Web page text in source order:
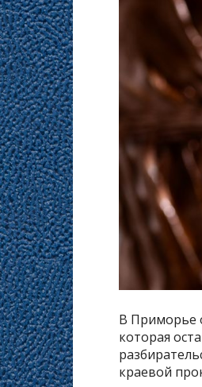
В Приморье
которая
краевой